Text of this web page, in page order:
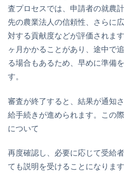
査プロセスでは、申請者の就農
先の農業法人の信頼性、さらに
対する貢献度などが評価されま
ヶ月かかることがあり、途中で
る場合もあるため、早めに準備
す。
審査が終了すると、結果が通知
給手続きが進められます。この
について
再度確認し、必要に応じて受給
ても説明を受けることになります